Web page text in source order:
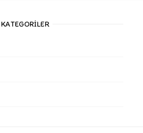
KATEGORILER